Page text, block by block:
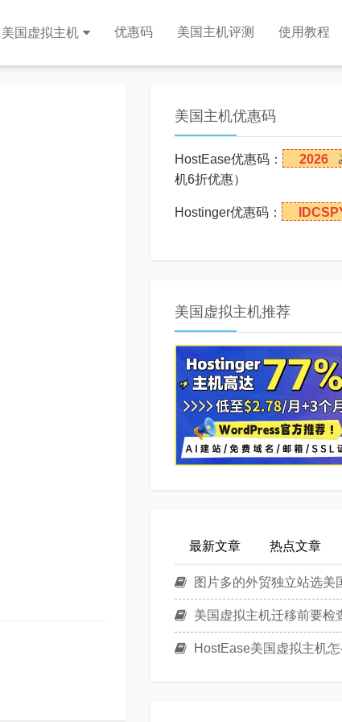
美国虚拟主机 优惠码 美国主机评测 使用教程
美国主机优惠码
HostEase优惠码： 2026
机6折优惠）
Hostinger优惠码：
美国虚拟主机推荐
最新文章 热点文章
图片多的外贸独立站选美国虚拟主机
美国虚拟主机迁移前要检查什么？
HostEase美国虚拟主机怎么样？cPanel面板美